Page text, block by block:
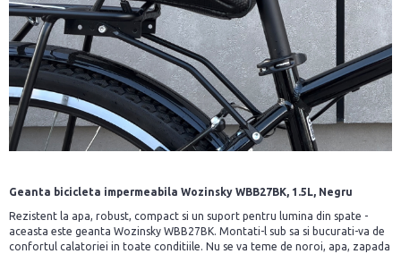
Geanta bicicleta impermeabila Wozinsky WBB27BK, 1.5L, Negru
Rezistent la apa, robust, compact si un suport pentru lumina din spate -
aceasta este geanta Wozinsky WBB27BK. Montati-l sub sa si bucurati-va de
confortul calatoriei in toate conditiile. Nu se va teme de noroi, apa, zapada